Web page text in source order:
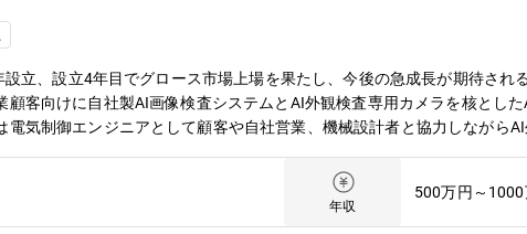
設立、設立4年目でグロース市場上場を果たし、今後の急成長が期待され
顧客向けに自社製AI画像検査システムとAI外観検査専用カメラを核とし
電気制御エンジニアとして顧客や自社営業、機械設計者と協力しながら
良品を振り分けるという構成になることが多く、顧客要望やシステム構
会社やベンダーへの発注・管理、現場でのライン立ち上げを行って頂く
れる製造業では人手不足や品質管理の高度化を背景に、AIによる外観検
年収
500万円～1000